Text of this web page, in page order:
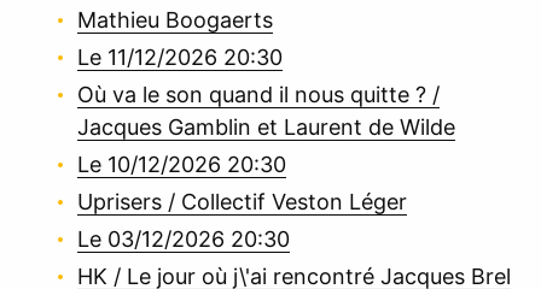
Mathieu Boogaerts
Le 11/12/2026 20:30
Où va le son quand il nous quitte ? /
Jacques Gamblin et Laurent de Wilde
Le 10/12/2026 20:30
Uprisers / Collectif Veston Léger
Le 03/12/2026 20:30
HK / Le jour où j\'ai rencontré Jacques Brel